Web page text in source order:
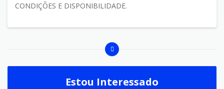
CONDIÇÕES E DISPONIBILIDADE.
Estou Interessado